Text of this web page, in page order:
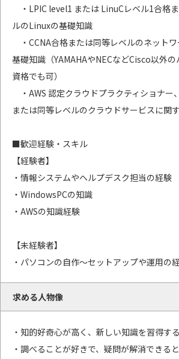
・LPIC level1 または LinuCレベル1合格
ルのLinuxの基礎知識
・CCNA合格または同等レベルのネット
基礎知識（YAMAHAやNECなどCisco以外
資格でも可）
・AWS 認定クラウドプラクティショナー
または同等レベルのクラウドサービスに関
■歓迎経験・スキル
【経験者】
・情報システムやヘルプデスク担当の経験
・WindowsPCの知識
・AWSの知識経験
【未経験者】
・パソコンの自作～セットアップや運用の
求める人物像
・知的好奇心が高く、新しい知識を習得す
・調べることが好きで、疑問が解消できる